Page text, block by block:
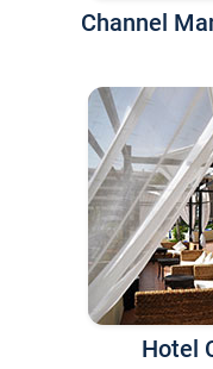
Channel
Hotel